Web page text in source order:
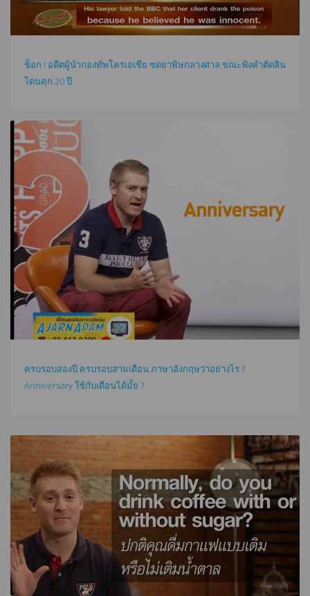
ช็อก ! อดีตผู้นำกองทัพโครเอเชีย ซดยาพิษกลางศาล ขณะฟังคำตัดสิน
โดนคุก 20 ปี
ครบรอบสองปี ครบรอบสามเดือน ภาษาอังกฤษว่าอย่างไร ?
Anniversary ใช้กับเดือนได้มั้ย ?